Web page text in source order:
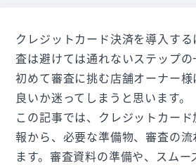
クレジットカード決済を導入す
査は避けては通れないステップ
初めて審査に挑む店舗オーナー
良いか迷ってしまうと思います。
この記事では、クレジットカー
報から、必要な準備物、審査の
ます。審査資料の準備や、スム